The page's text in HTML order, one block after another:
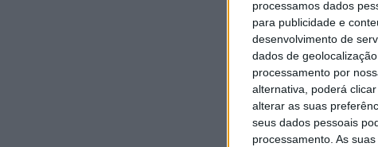
processamos dados
para publicidade e
desenvolvimento de
dados de
processamento por
alternativa, poderá
alterar as suas
seus dados pessoais
processamento. As